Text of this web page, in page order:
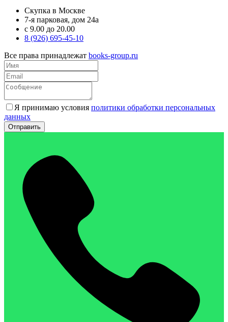
Скупка в Москве
7-я парковая, дом 24а
с 9.00 до 20.00
8 (926) 695-45-10
Все права принадлежат books-group.ru
Я принимаю условия политики обработки персональных
данных